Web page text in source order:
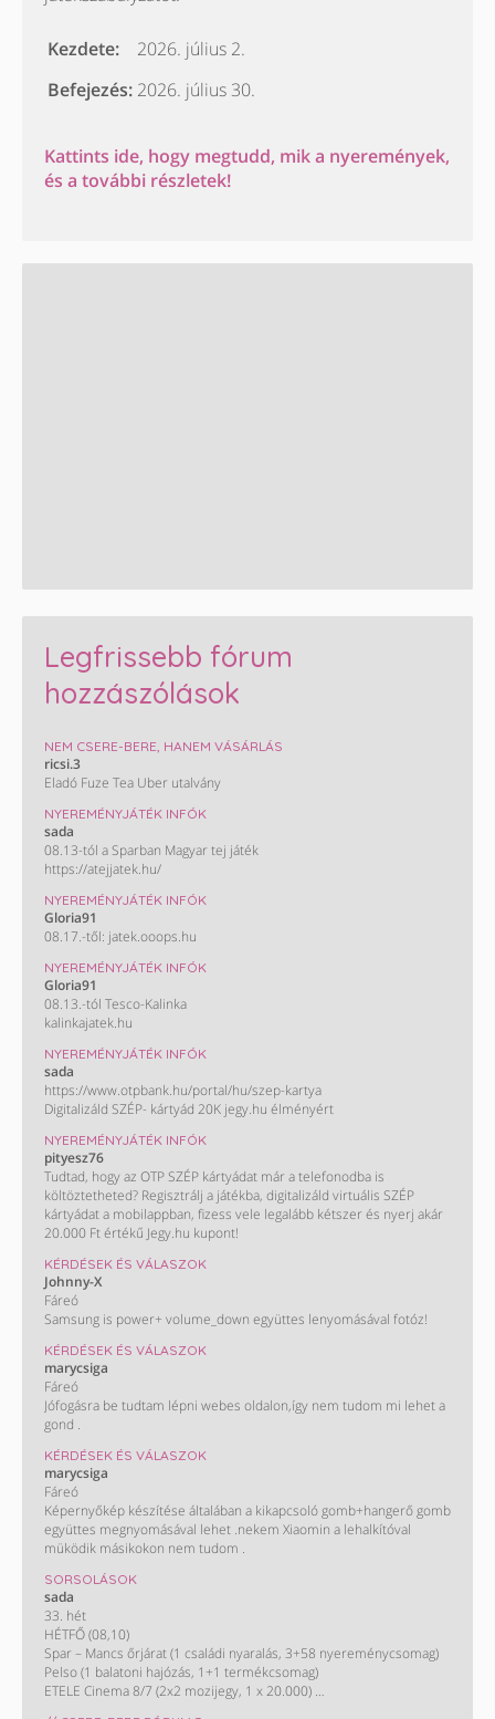
Kezdete:
2026. július 2.
Befejezés: 2026. július 30.
Kattints ide, hogy megtudd, mik a nyeremények,
és a további részletek!
Legfrissebb fórum
hozzászólások
NEM CSERE-BERE, HANEM VÁSÁRLÁS
ricsi.3
Eladó Fuze Tea Uber utalvány
NYEREMÉNYJÁTÉK INFÓK
sada
08.13-tól a Sparban Magyar tej játék
https://atejjatek.hu/
NYEREMÉNYJÁTÉK INFÓK
Gloria91
08.17.-től: jatek.ooops.hu
NYEREMÉNYJÁTÉK INFÓK
Gloria91
08.13.-tól Tesco-Kalinka
kalinkajatek.hu
NYEREMÉNYJÁTÉK INFÓK
sada
https://www.otpbank.hu/portal/hu/szep-kartya
Digitalizáld SZÉP- kártyád 20K jegy.hu élményért
NYEREMÉNYJÁTÉK INFÓK
pityesz76
Tudtad, hogy az OTP SZÉP kártyádat már a telefonodba is
költöztetheted? Regisztrálj a játékba, digitalizáld virtuális SZÉP
kártyádat a mobilappban, fizess vele legalább kétszer és nyerj akár
20.000 Ft értékű Jegy.hu kupont!
KÉRDÉSEK ÉS VÁLASZOK
Johnny-X
Fáreó
Samsung is power+ volume_down együttes lenyomásával fotóz!
KÉRDÉSEK ÉS VÁLASZOK
marycsiga
Fáreó
Jófogásra be tudtam lépni webes oldalon,így nem tudom mi lehet a
gond .
KÉRDÉSEK ÉS VÁLASZOK
marycsiga
Fáreó
Képernyőkép készítése általában a kikapcsoló gomb+hangerő gomb
együttes megnyomásával lehet .nekem Xiaomin a lehalkítóval
müködik másikokon nem tudom .
SORSOLÁSOK
sada
33. hét
HÉTFŐ (08,10)
Spar – Mancs őrjárat (1 családi nyaralás, 3+58 nyereménycsomag)
Pelso (1 balatoni hajózás, 1+1 termékcsomag)
ETELE Cinema 8/7 (2x2 mozijegy, 1 x 20.000)